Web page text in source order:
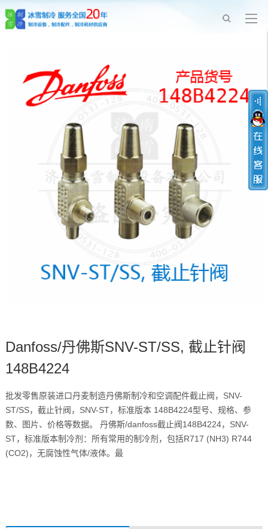
Danfoss/丹佛斯SNV-ST/SS, 截止针阀
148B4224
批发零售原装进口丹麦制造丹佛斯制冷和空调配件截止阀，SNV-
ST/SS，截止针阀，SNV-ST，标准版本 148B4224型号、规格、参
数、图片、价格等数据。 丹佛斯/danfoss截止阀148B4224，SNV-
ST，标准版本制冷剂：所有常用的制冷剂，包括R717 (NH3) R744
(CO2)，无腐蚀性气体/液体。最